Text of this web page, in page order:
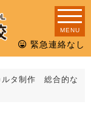
MENU
緊急連絡なし
ルタ制作 総合的な